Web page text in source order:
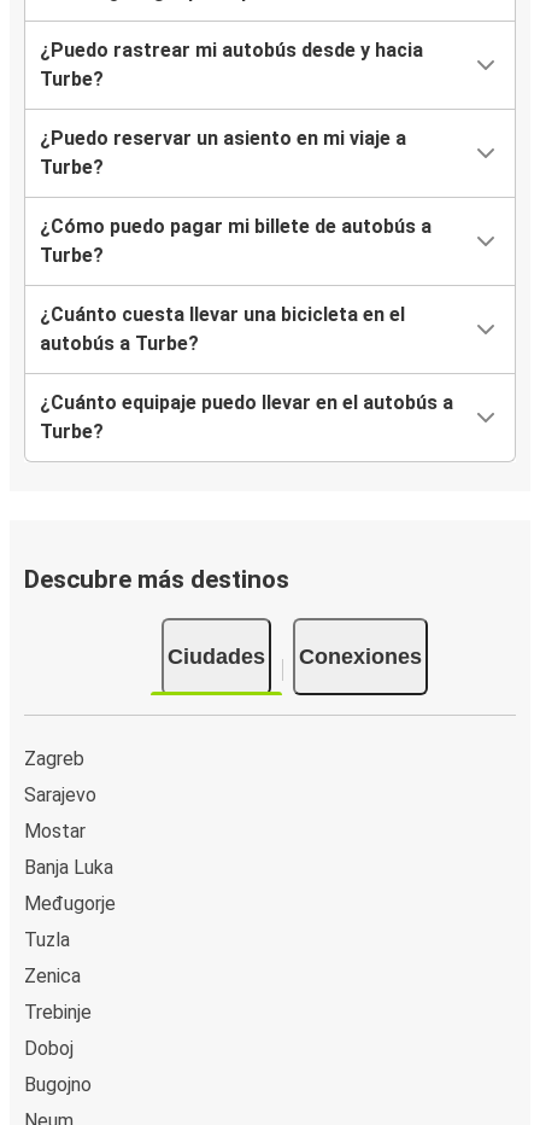
¿Puedo rastrear mi autobús desde y hacia
Turbe?
¿Puedo reservar un asiento en mi viaje a
Turbe?
¿Cómo puedo pagar mi billete de autobús a
Turbe?
¿Cuánto cuesta llevar una bicicleta en el
autobús a Turbe?
¿Cuánto equipaje puedo llevar en el autobús a
Turbe?
Descubre más destinos
Ciudades Conexiones
Zagreb
Sarajevo
Mostar
Banja Luka
Međugorje
Tuzla
Zenica
Trebinje
Doboj
Bugojno
Neum